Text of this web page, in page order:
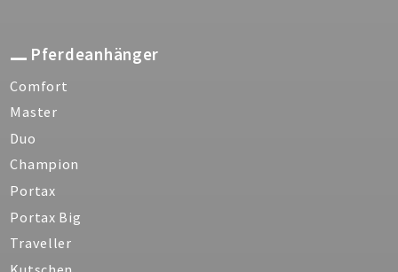
Pferdeanhänger
Comfort
Master
Duo
Champion
Portax
Portax Big
Traveller